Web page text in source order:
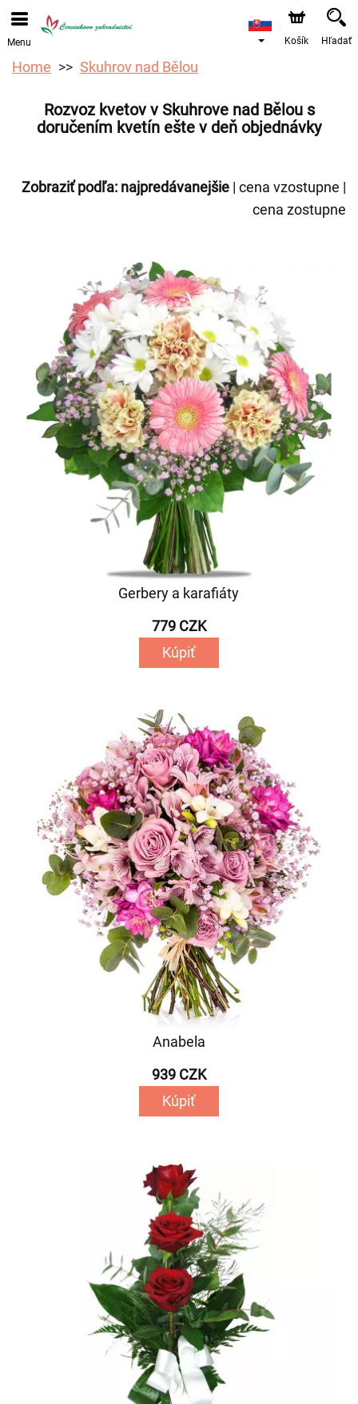
Objednávky prijímame prostredníctvom nášho e-shopu.
Najskorší možný termín doručenia je od 12.8.2026 z
Menu Košík Hľadať
Home Skuhrov nad Bělou
Rozvoz kvetov v Skuhrove nad Bělou s
doručením kvetín ešte v deň objednávky
Zobraziť podľa: najpredávanejšie | cena vzostupne |
cena zostupne
Gerbery a karafiáty
779 CZK
Kúpiť
Anabela
939 CZK
Kúpiť